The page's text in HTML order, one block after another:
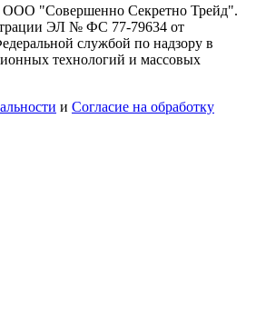
ООО "Совершенно Секретно Трейд".
ЭЛ № ФС 77-79634 от
службой по надзору в
технологий и массовых
и Согласие на обработку